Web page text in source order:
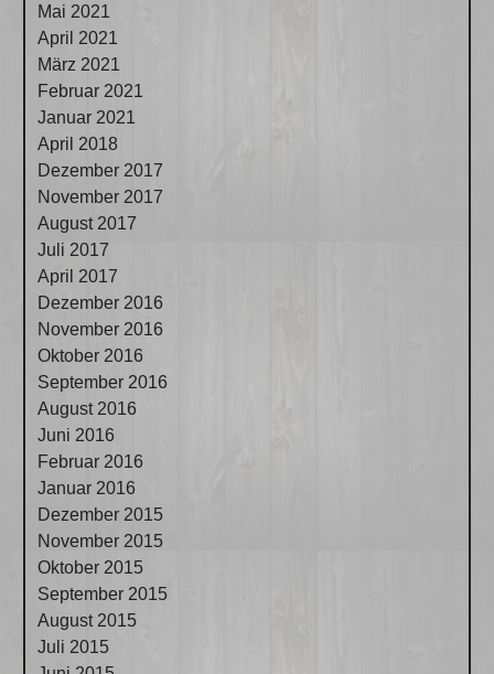
Mai 2021
April 2021
März 2021
Februar 2021
Januar 2021
April 2018
Dezember 2017
November 2017
August 2017
Juli 2017
April 2017
Dezember 2016
November 2016
Oktober 2016
September 2016
August 2016
Juni 2016
Februar 2016
Januar 2016
Dezember 2015
November 2015
Oktober 2015
September 2015
August 2015
Juli 2015